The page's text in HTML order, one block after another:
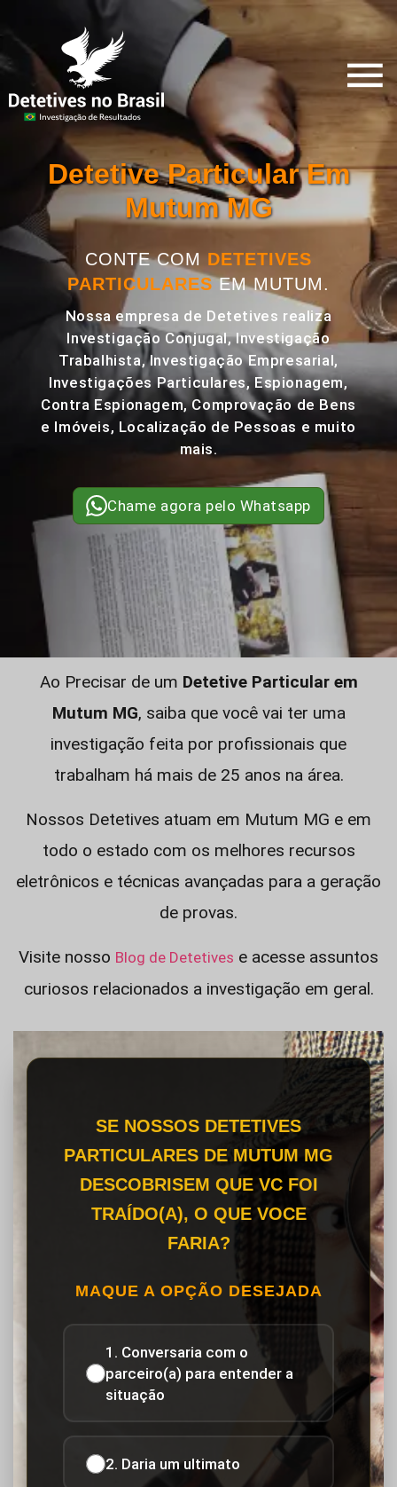
Detetive Particular Em
Mutum MG
CONTE COM DETETIVES
PARTICULARESEM MUTUM.
Nossa empresa de Detetives realiza
Investigação Conjugal, Investigação
Trabalhista, Investigação Empresarial,
Investigações Particulares, Espionagem,
Contra Espionagem, Comprovação de Bens
e Imóveis, Localização de Pessoas e muito
mais.
Chame agora pelo Whatsapp
Ao Precisar de um Detetive Particular em
Mutum MG, saiba que você vai ter uma
investigação feita por profissionais que
trabalham há mais de 25 anos na área.
Nossos Detetives atuam em Mutum MG e em
todo o estado com os melhores recursos
eletrônicos e técnicas avançadas para a geração
de provas.
Visite nosso Blog de Detetives e acesse assuntos
curiosos relacionados a investigação em geral.
SE NOSSOS DETETIVES
PARTICULARES DE MUTUM MG
DESCOBRISEM QUE VC FOI
TRAÍDO(A), O QUE VOCE
FARIA?
MAQUE A OPÇÃO DESEJADA
1. Conversaria com o
parceiro(a) para entender a
situação
2. Daria um ultimato